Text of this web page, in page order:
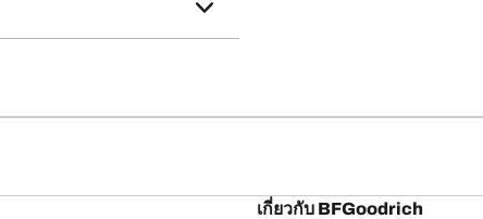
เกี่ยวกับ BFGoodrich